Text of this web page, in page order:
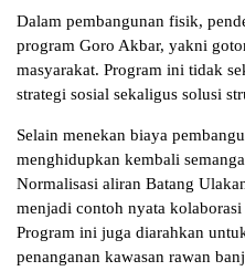
Dalam pembangunan fisik,
program Goro Akbar, yakni
masyarakat. Program ini tidak
strategi sosial sekaligus solusi
Selain menekan biaya
menghidupkan kembali
Normalisasi aliran Batang
menjadi contoh nyata
Program ini juga diarahkan
penanganan kawasan rawan